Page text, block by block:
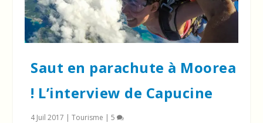
Saut en parachute à Moorea
! L’interview de Capucine
4 Juil 2017 |Tourisme |5